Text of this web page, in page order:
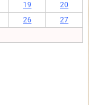
19
20
26
27